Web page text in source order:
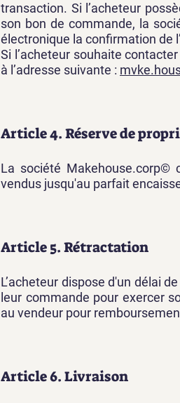
transaction. Si l’acheteur
son bon de commande, la
électronique la confirmation de
Si l’acheteur souhaite
à l’adresse suivante :
Article 4. Réserve de
La société Makehouse.corp©
vendus jusqu'au parfait
Article 5. Rétractation
L’acheteur dispose d'un délai
leur commande pour exercer
au vendeur pour
Article 6. Livraison